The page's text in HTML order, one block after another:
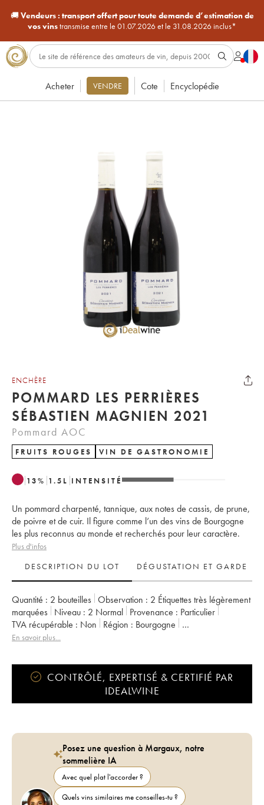
🚚Vendeurs : transport offert pour toute demande d’estimation de
vos vinstransmise entre le 01.07.2026 et le 31.08.2026 inclus*
Acheter VENDRE Cote Encyclopédie
ENCHÈRE
POMMARD LES PERRIÈRES
SÉBASTIEN MAGNIEN 2021
Pommard AOC
FRUITS ROUGES VIN DE GASTRONOMIE
13% 1.5 L INTENSITÉ
Un pommard charpenté, tannique, aux notes de cassis, de prune,
de poivre et de cuir. Il figure comme l’un des vins de Bourgogne
les plus reconnus au monde et recherchés pour leur caractère.
Plus d'infos
DESCRIPTION DU LOT
DÉGUSTATION ET GARDE
Quantité : 2 bouteilles Observation : 2 Étiquettes très légèrement
marquées
Niveau : 2 Normal Provenance : particulier
TVA récupérable :
non Région :
Bourgogne
Appellation :
En savoir plus...
CONTRÔLÉ, EXPERTISÉ & CERTIFIÉ PAR
IDEALWINE
Posez une question à Margaux, notre
sommelière IA
Avec quel plat l'accorder ?
Quels vins similaires me conseilles-tu ?